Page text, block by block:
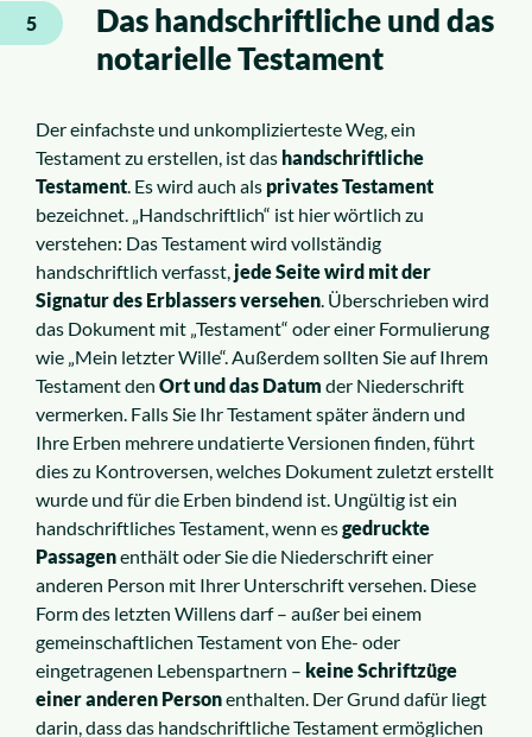
5
Das handschriftliche und das
notarielle Testament
Der einfachste und unkomplizierteste Weg, ein
Testament zu erstellen, ist das handschriftliche
Testament. Es wird auch als privates Testament
bezeichnet. „Handschriftlich“ ist hier wörtlich zu
verstehen: Das Testament wird vollständig
handschriftlich verfasst,jede Seite wird mit der
Signatur des Erblassers versehen. Überschrieben wird
das Dokument mit „Testament“ oder einer Formulierung
wie „Mein letzter Wille“. Außerdem sollten Sie auf Ihrem
Testament den Ort und das Datum der Niederschrift
vermerken. Falls Sie Ihr Testament später ändern und
Ihre Erben mehrere undatierte Versionen finden, führt
dies zu Kontroversen, welches Dokument zuletzt erstellt
wurde und für die Erben bindend ist. Ungültig ist ein
handschriftliches Testament, wenn esgedruckte
Passagenenthält oder Sie die Niederschrift einer
anderen Person mit Ihrer Unterschrift versehen. Diese
Form des letzten Willens darf – außer bei einem
gemeinschaftlichen Testament von Ehe- oder
eingetragenen Lebenspartnern – keine Schriftzüge
einer anderen Personenthalten. Der Grund dafür liegt
darin, dass das handschriftliche Testament ermöglichen